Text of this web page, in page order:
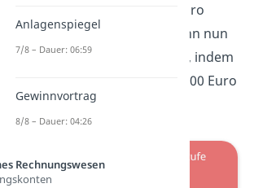
verkauft das Silber für 100 Euro
netto an eine Fabrik. Man kann nun
die Umsatzsteuer berechnen, indem
man die 19 Prozent mit den 100 Euro
multipliziert.
Anlagenspiegel
7/8 – Dauer: 06:59
Gewinnvortrag
8/8 – Dauer: 04:26
Rechnungswesen